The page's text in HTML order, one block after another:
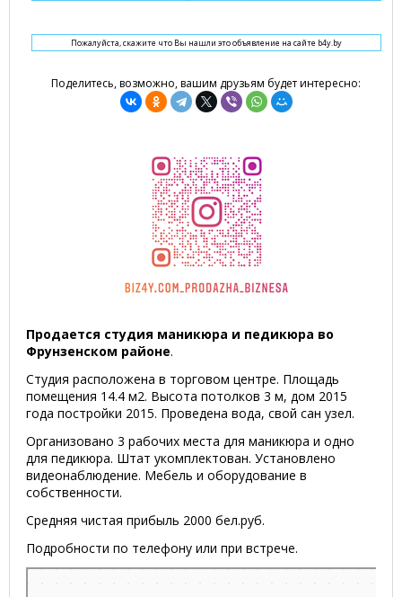
Пожалуйста, скажите что Вы нашли это объявление на сайте b4y.by
Поделитесь, возможно, вашим друзьям будет интересно:
Продается студия маникюра и педикюра во
Фрунзенском районе.
Студия расположена в торговом центре. Площадь
помещения 14.4 м2. Высота потолков 3 м, дом 2015
года постройки 2015. Проведена вода, свой сан узел.
Организовано 3 рабочих места для маникюра и одно
для педикюра. Штат укомплектован. Установлено
видеонаблюдение. Мебель и оборудование в
собственности.
Средняя чистая прибыль 2000 бел.руб.
Подробности по телефону или при встрече.